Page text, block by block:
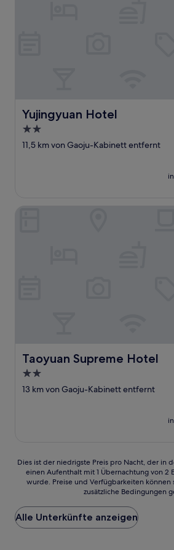
Yujingyuan Hotel
Yujingyuan Hotel
2.0-
Sterne-
11,5 km von Gaoju-Kabinett entfernt
Taoyuan Supreme Hotel
Taoyuan Supreme Hotel
2.0-
Sterne-
13 km von Gaoju-Kabinett entfernt
Dies
der
Preis
pro
Nacht,
Dies ist der niedrigste Preis pro Nacht, der in
einen Aufenthalt mit 1 Übernachtung von 2
wurde. Preise und Verfügbarkeiten können
zusätzliche Bedingungen
Alle Unterkünfte anzeigen